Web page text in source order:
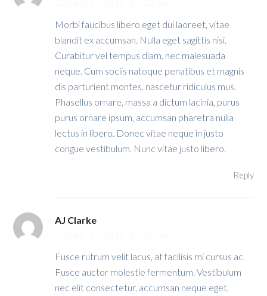
Morbi faucibus libero eget dui laoreet, vitae
blandit ex accumsan. Nulla eget sagittis nisi.
Curabitur vel tempus diam, nec malesuada
neque. Cum sociis natoque penatibus et magnis
dis parturient montes, nascetur ridiculus mus.
Phasellus ornare, massa a dictum lacinia, purus
purus ornare ipsum, accumsan pharetra nulla
lectus in libero. Donec vitae neque in justo
congue vestibulum. Nunc vitae justo libero.
Reply
AJ Clarke
Fusce rutrum velit lacus, at facilisis mi cursus ac.
Fusce auctor molestie fermentum. Vestibulum
nec elit consectetur, accumsan neque eget,